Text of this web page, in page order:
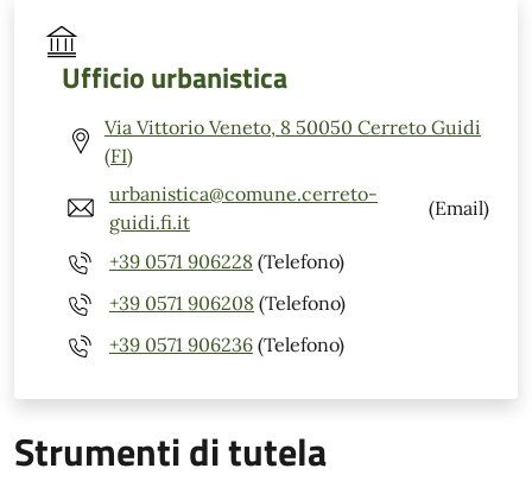
Ufficio urbanistica
Via Vittorio Veneto, 8 50050 Cerreto Guidi
(FI)
urbanistica@comune.cerreto-
guidi.fi.it
(Email)
+39 0571 906228 (Telefono)
+39 0571 906208 (Telefono)
+39 0571 906236 (Telefono)
Strumenti di tutela